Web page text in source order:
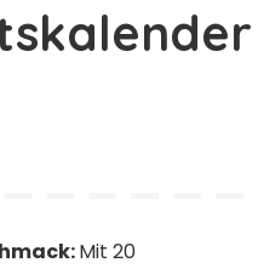
Mit 20